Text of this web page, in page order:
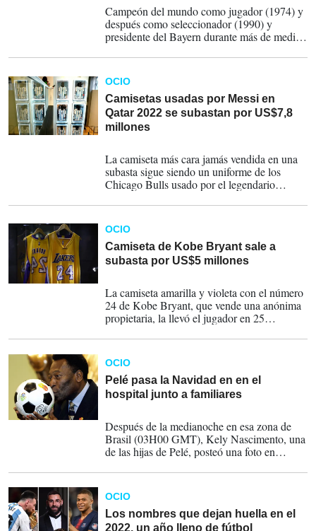
Campeón del mundo como jugador (1974) y
después como seleccionador (1990) y
presidente del Bayern durante más de medio
fútbol alemán.
OCIO
Camisetas usadas por Messi en
Qatar 2022 se subastan por US$7,8
millones
La camiseta más cara jamás vendida en una
subasta sigue siendo un uniforme de los
Chicago Bulls usado por el legendario
su último anillo de la NBA en 1998
(US$10,1 millones de dólares en septiembre
de 2022).
OCIO
Camiseta de Kobe Bryant sale a
subasta por US$5 millones
La camiseta amarilla y violeta con el número
24 de Kobe Bryant, que vende una anónima
propietaria, la llevó el jugador en 25
mejor jugador de la temporada regular (MVP,
2007-2008), según Sotheby’s.
OCIO
Pelé pasa la Navidad en en el
hospital junto a familiares
Después de la medianoche en esa zona de
Brasil (03H00 GMT), Kely Nascimento, una
de las hijas de Pelé, posteó una foto en
exfutbolista, Márcia Aoki.
OCIO
Los nombres que dejan huella en el
2022, un año lleno de fútbol